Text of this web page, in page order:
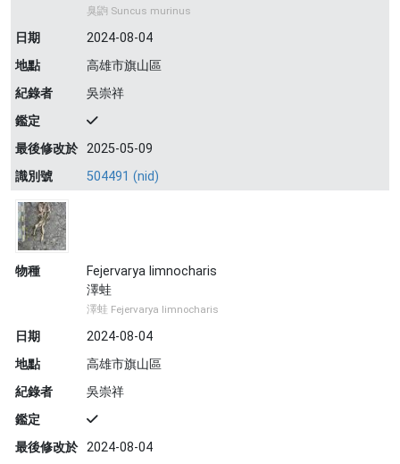
臭鼩 Suncus murinus
日期
2024-08-04
地點
高雄市旗山區
紀錄者
吳崇祥
鑑定
最後修改於 2025-05-09
識別號
504491 (nid)
物種
Fejervarya limnocharis
澤蛙
澤蛙 Fejervarya limnocharis
日期
2024-08-04
地點
高雄市旗山區
紀錄者
吳崇祥
鑑定
最後修改於 2024-08-04